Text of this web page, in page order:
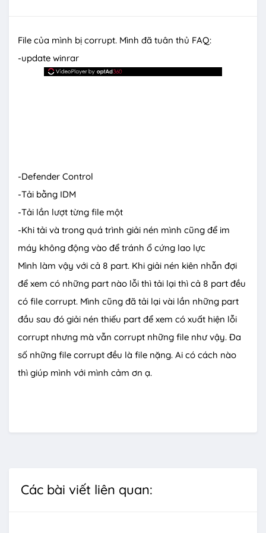
File của mình bị corrupt. Mình đã tuân thủ FAQ:
-update winrar
-Defender Control
-Tải bằng IDM
-Tải lần lượt từng file một
-Khi tải và trong quá trình giải nén mình cũng để im
máy không động vào để tránh ổ cứng lao lực
Mình làm vậy với cả 8 part. Khi giải nén kiên nhẫn đợi
để xem có những part nào lỗi thì tải lại thì cả 8 part đều
có file corrupt. Mình cũng đã tải lại vài lần những part
đầu sau đó giải nén thiếu part để xem có xuất hiện lỗi
corrupt nhưng mà vẫn corrupt những file như vậy. Đa
số những file corrupt đều là file nặng. Ai có cách nào
thì giúp mình với mình cảm ơn ạ.
Các bài viết liên quan: